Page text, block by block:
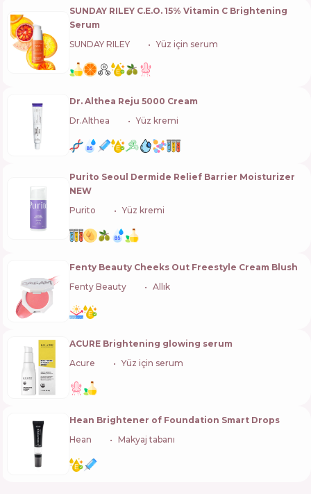
SUNDAY RILEY C.E.O. 15% Vitamin C Brightening
Serum
SUNDAY RILEY
Yüz için serum
Dr. Althea Reju 5000 Cream
Dr.Althea
Yüz kremi
Purito Seoul Dermide Relief Barrier Moisturizer
NEW
Purito
Yüz kremi
Fenty Beauty Cheeks Out Freestyle Cream Blush
Fenty Beauty
Allık
ACURE Brightening glowing serum
Acure
Yüz için serum
Hean Brightener of Foundation Smart Drops
Hean
Makyaj tabanı